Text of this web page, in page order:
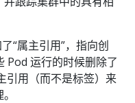
“属主引用”，指向创
Pod 运行的时候删除了
引用（而不是标签）来